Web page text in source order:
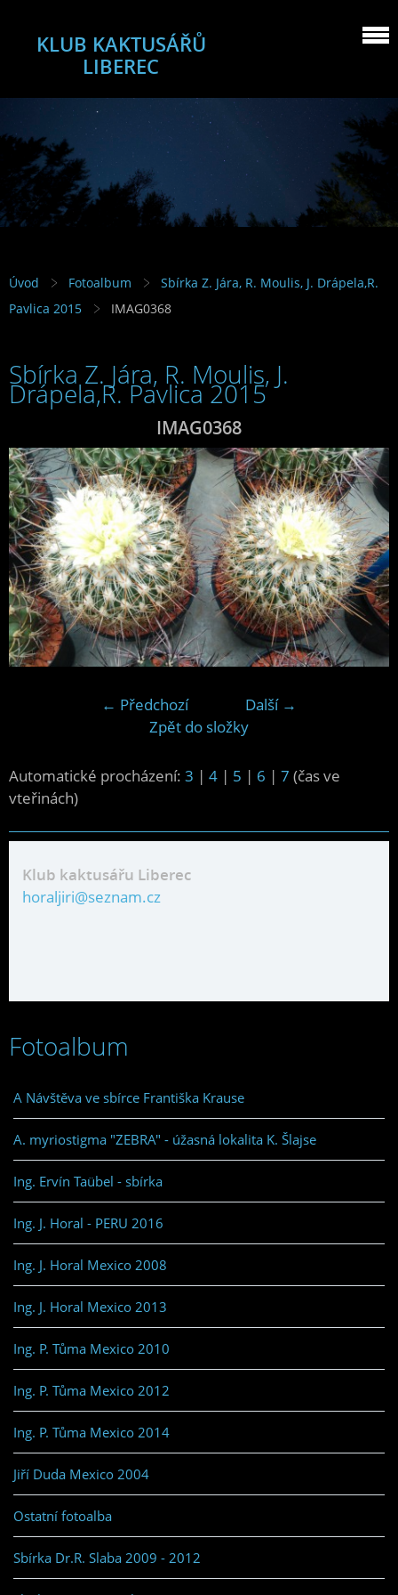
KLUB KAKTUSÁŘŮ
LIBEREC
Úvod Fotoalbum
Sbírka Z. Jára, R. Moulis, J. Drápela,R.
Pavlica 2015
IMAG0368
Sbírka Z. Jára, R. Moulis, J.
Drápela,R. Pavlica 2015
IMAG0368
← Předchozí
Další →
Zpět do složky
Automatické procházení: 3 | 4 | 5 | 6 | 7 (čas ve
vteřinách)
Klub kaktusářu Liberec
horaljiri@seznam.cz
Fotoalbum
A Návštěva ve sbírce Františka Krause
A. myriostigma "ZEBRA" - úžasná lokalita K. Šlajse
Ing. Ervín Taübel - sbírka
Ing. J. Horal - PERU 2016
Ing. J. Horal Mexico 2008
Ing. J. Horal Mexico 2013
Ing. P. Tůma Mexico 2010
Ing. P. Tůma Mexico 2012
Ing. P. Tůma Mexico 2014
Jiří Duda Mexico 2004
Ostatní fotoalba
Sbírka Dr.R. Slaba 2009 - 2012